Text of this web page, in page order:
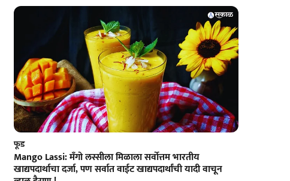
फूड
Mango Lassi: मॅंगो लस्सीला मिळाला सर्वोत्तम भारतीय
खाद्यपदार्थाचा दर्जा, पण सर्वात वाईट खाद्यपदार्थांची यादी वाचून